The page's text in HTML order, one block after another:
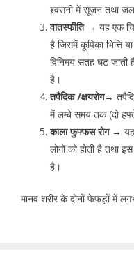
श्वसनी में सूजन तथा जलन
वातस्फीति → यह एक
है जिसमें कूपिका भित्ति
विनिमय सतह घट जाती
है।
तपैदिक /क्षयरोग→
में लम्बे समय तक (दो
काला फुफ्फस रोग →
लोगों को होती है तथा
है।
मानव शरीर के दोनों फेफड़ों में